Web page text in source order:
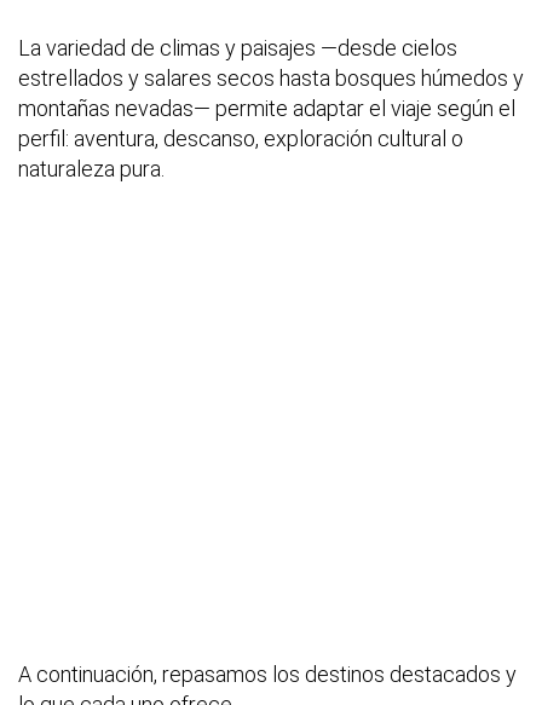
La variedad de climas y paisajes —desde cielos
estrellados y salares secos hasta bosques húmedos y
montañas nevadas— permite adaptar el viaje según el
perfil: aventura, descanso, exploración cultural o
naturaleza pura.
A continuación, repasamos los destinos destacados y